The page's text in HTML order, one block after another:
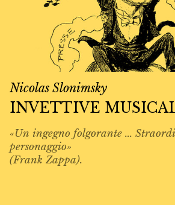
Nicolas Slonimsky
INVETTIVE
«Un ingegno folgorante ...
personaggio»
(Frank Zappa).